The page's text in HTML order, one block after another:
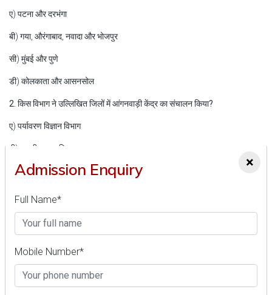
Contact
ए) पटना और दरभंगा
बी) गया, औरंगाबाद, नवादा और भोजपुर
सी) मुंबई और पुणे
डी) कोलकाता और आसनसोल
2. किस विभाग ने उल्लिखित जिलों में आंगनवाड़ी केंद्र का संचालन किया?
ए) पर्यावरण विज्ञान विभाग
बी) प्राणीशास्त्र विभाग
सी) जीवन विज्ञान विभाग
3. जनगणना में कितने जलपक्षियों की पहचान की गई?
ए) 4,500
×
Admission Enquiry
Full Name*
Mobile Number*